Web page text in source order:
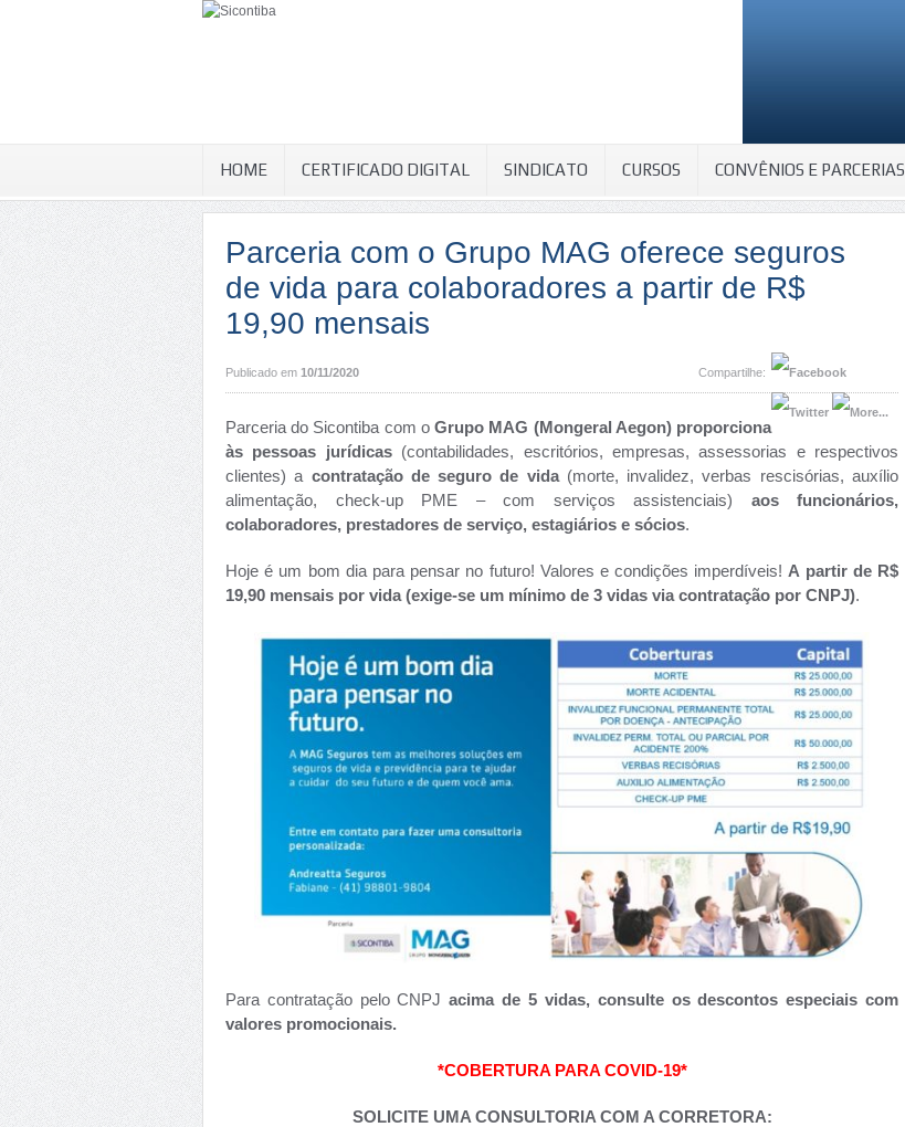
HOME CERTIFICADO DIGITAL SINDICATO CURSOS CONVÊNIOS E PARCERIAS
Parceria com o Grupo MAG oferece seguros
de vida para colaboradores a partir de R$
19,90 mensais
Publicado em 10/11/2020 Compartilhe:
Parceria do Sicontiba com oGrupo MAG (Mongeral Aegon) proporciona
às pessoas jurídicas (contabilidades, escritórios, empresas, assessorias e respectivos
clientes) a contratação de seguro de vida(morte, invalidez, verbas rescisórias, auxílio
alimentação, check-up PME – com serviços assistenciais) aos funcionários,
colaboradores, prestadores de serviço, estagiários e sócios.
Hoje é um bom dia para pensar no futuro! Valores e condições imperdíveis! A partir de R$
19,90 mensais por vida (exige-se um mínimo de 3 vidas via contratação por CNPJ).
Para contratação pelo CNPJ acima de 5 vidas, consulte os descontos especiais com
valores promocionais.
*COBERTURA PARA COVID-19*
SOLICITE UMA CONSULTORIA COM A CORRETORA: